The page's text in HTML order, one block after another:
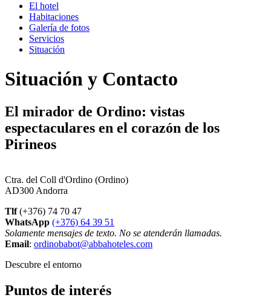
El hotel
Habitaciones
Galería de fotos
Servicios
Situación
Situación y Contacto
El mirador de Ordino: vistas
espectaculares en el corazón de los
Pirineos
Ctra. del Coll d'Ordino (Ordino)
AD300 Andorra
Tlf(+376) 74 70 47
WhatsApp (+376) 64 39 51
Solamente mensajes de texto. No se atenderán llamadas.
Email: ordinobabot@abbahoteles.com
Descubre el entorno
Puntos de interés